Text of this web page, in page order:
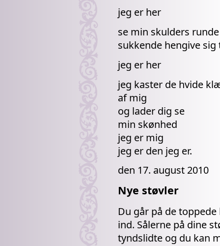
jeg er her
se min skulders
sukkende hengive sig
jeg er her
jeg kaster de hvide
af mig
og lader dig se
min skønhed
jeg er mig
jeg er den jeg er.
den 17. august 2010
Nye støvler
Du går på de
ind. Sålerne på dine
tyndslidte og du kan